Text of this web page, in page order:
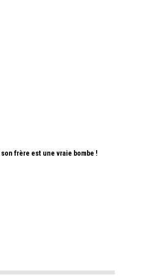
frère est une vraie bombe !